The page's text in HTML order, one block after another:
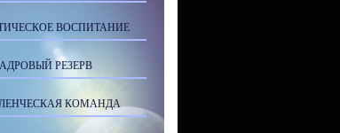
ВОСПИТАНИЕ
РЕЗЕРВ
КОМАНДА